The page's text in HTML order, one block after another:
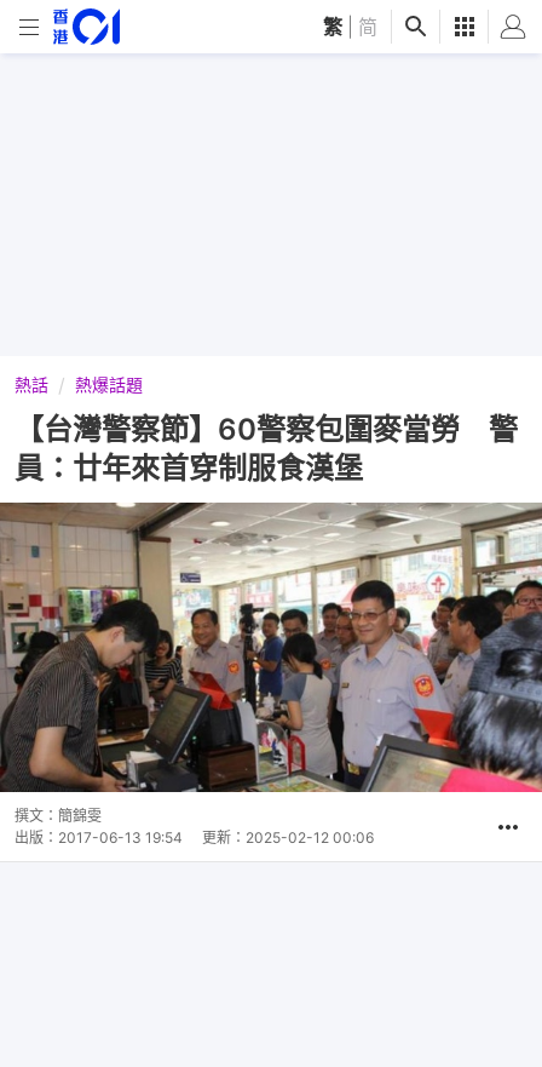
繁 简
熱話 熱爆話題
【台灣警察節】60警察包圍麥當勞 警
員：廿年來首穿制服食漢堡
撰文： 簡錦雯
出版： 2017-06-13 19:54 更新： 2025-02-12 00:06